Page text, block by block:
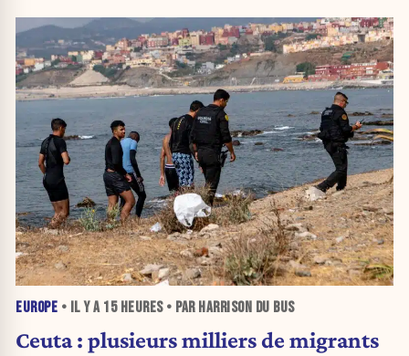
EUROPE • IL Y A 15 HEURES• PAR HARRISON DU BUS
Ceuta : plusieurs milliers de migrants